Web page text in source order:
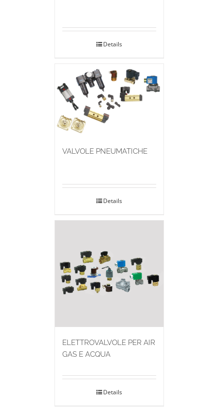
Details
VALVOLE PNEUMATICHE
Details
ELETTROVALVOLE PER AIR
GAS E ACQUA
Details